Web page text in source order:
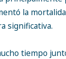
la
significativa.
tiempo